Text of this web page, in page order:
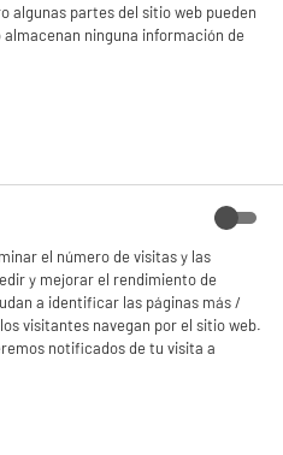
de pelo BE YOU BY-
tus datos personales para:
las redes sociales
Si no acepta, se utilizarán cookies
Puedes oponerte a su uso
TODAS
algunas partes del sitio web pueden
ninguna información de
el número de visitas y las
y mejorar el rendimiento de
a identificar las páginas más /
visitantes navegan por el sitio web.
notificados de tu visita a